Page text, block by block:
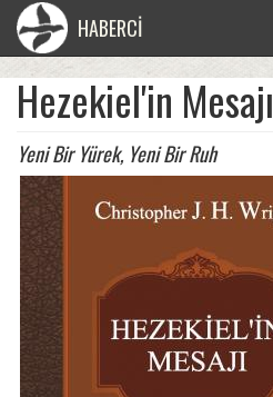
HABERCİ
Hezekiel'in Mesajı
Yeni Bir Yürek, Yeni Bir Ruh